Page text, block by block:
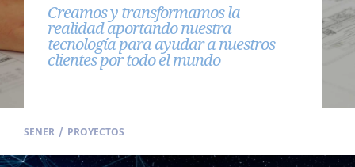
Creamos y transformamos la
realidad aportando nuestra
tecnología para ayudar a nuestros
clientes por todo el mundo
SENER / PROYECTOS